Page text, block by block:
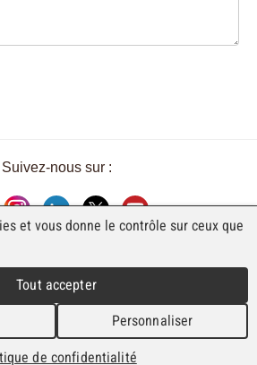
Suivez-nous sur :
DE FAJI SA
Rue Industrielle 98
CH-2740 Moutier
+41 (0)32 492 70 10
info@faji.ch
Impressum
et vous donne le contrôle sur ceux que
Tout accepter
Personnaliser
de confidentialité